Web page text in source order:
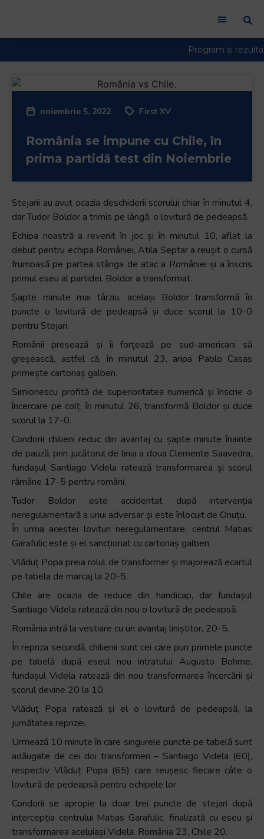
noiembrie 5, 2022 First XV
România se impune cu Chile, în
prima partidă test din Noiembrie
Stejarii au avut ocazia deschiderii scorului chiar în minutul 4,
dar Tudor Boldor a trimis pe lângă, o lovitură de pedeapsă.
Echipa noastră a revenit în joc și în minutul 10, aflat la
debut pentru echipa României, Atila Septar a reușit o cursă
frumoasă pe partea stânga de atac a României și a înscris
primul eseu al partidei. Boldor a transformat.
Șapte minute mai târziu, același Boldor transformă în
puncte o lovitură de pedeapsă și duce scorul la 10-0
pentru Stejari.
Românii presează și îi forțează pe sud-americani să
greșească, astfel că, în minutul 23, aripa Pablo Casas
primește cartonaș galben.
Simionescu profită de superioritatea numerică și înscrie o
încercare pe colț, în minutul 26, transformă Boldor și duce
scorul la 17-0.
Condorii chilieni reduc din avantaj cu șapte minute înainte
de pauză, prin jucătorul de linia a doua Clemente Saavedra,
fundașul Santiago Videla ratează transformarea și scorul
rămâne 17-5 pentru români.
Tudor Boldor este accidentat după intervenția
neregulamentară a unui adversar și este înlocuit de Onuțu.
În urma acestei lovituri neregulamentare, centrul Matias
Garafulic este și el sancționat cu cartonaș galben.
Vlăduț Popa preia rolul de transformer și majorează ecartul
pe tabela de marcaj la 20-5.
Chile are ocazia de reduce din handicap, dar fundașul
Santiago Videla ratează din nou o lovitură de pedeapsă.
România intră la vestiare cu un avantaj liniștitor, 20-5.
În repriza secundă, chilienii sunt cei care pun primele puncte
pe tabelă după eseul nou intratului Augusto Bohme,
fundașul Videla ratează din nou transformarea încercării și
scorul devine 20 la 10.
Vlăduț Popa ratează și el o lovitură de pedeapsă, la
jumătatea reprizei.
Urmează 10 minute în care singurele puncte pe tabelă sunt
adăugate de cei doi transformeri – Santiago Videla (60),
respectiv Vlăduț Popa (65) care reușesc fiecare câte o
lovitură de pedeapsă pentru echipele lor.
Condorii se apropie la doar trei puncte de stejari după
intercepția centrului Matias Garafulic, finalizată cu eseu și
transformarea aceluiași Videla. România 23, Chile 20.